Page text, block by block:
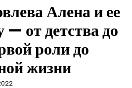
Алена и ее
— от детства до
роли до
жизни